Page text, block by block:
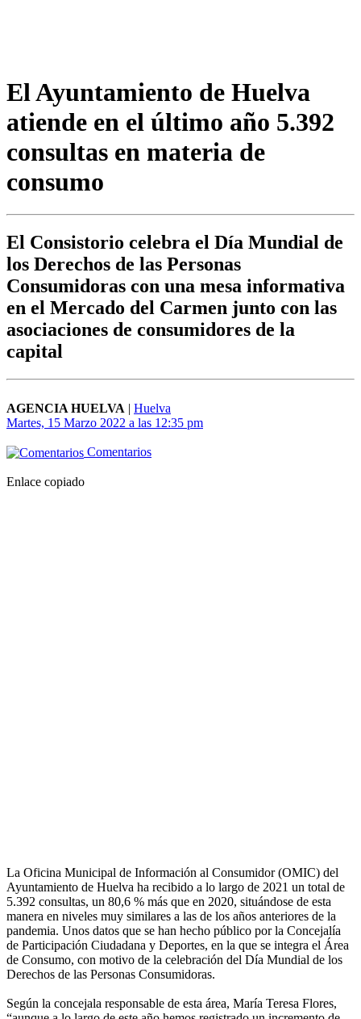
El Ayuntamiento de Huelva
atiende en el último año 5.392
consultas en materia de
consumo
El Consistorio celebra el Día Mundial de
los Derechos de las Personas
Consumidoras con una mesa informativa
en el Mercado del Carmen junto con las
asociaciones de consumidores de la
capital
AGENCIA HUELVA | Huelva
Martes, 15 Marzo 2022 a las 12:35 pm
Comentarios
Enlace copiado
La Oficina Municipal de Información al Consumidor (OMIC) del
Ayuntamiento de Huelva ha recibido a lo largo de 2021 un total de
5.392 consultas, un 80,6 % más que en 2020, situándose de esta
manera en niveles muy similares a las de los años anteriores de la
pandemia. Unos datos que se han hecho público por la Concejalía
de Participación Ciudadana y Deportes, en la que se integra el Área
de Consumo, con motivo de la celebración del Día Mundial de los
Derechos de las Personas Consumidoras.
Según la concejala responsable de esta área, María Teresa Flores,